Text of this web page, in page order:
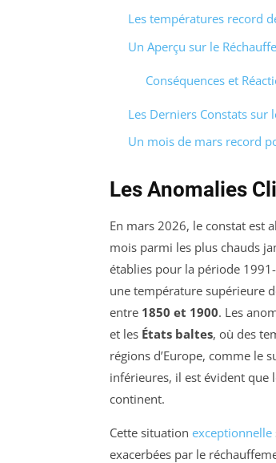
Les températures record
Un Aperçu sur le
Conséquences et
Les Derniers Constats sur
Un mois de mars record
Les Anomalies
En mars 2026, le constat est
mois parmi les plus chauds
établies pour la période
une température supérieure
entre 1850 et 1900. Les
et les États baltes, où des
régions d’Europe, comme le
inférieures, il est évident que
continent.
Cette situation exceptionnelle
exacerbées par le